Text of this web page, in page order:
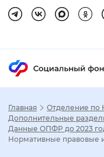
Настройка
Главная
Отделение по
Дополнительные
Данные ОПФР до 2023
Нормативные правовые